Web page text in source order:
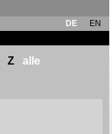
DE
EN
Z alle